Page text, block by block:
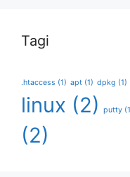
Tagi
.htaccess (1) apt (1) dpkg (1)
linux (2) putty
(2)